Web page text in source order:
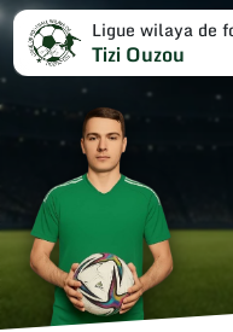
Ligue wilaya de
Tizi Ouzou